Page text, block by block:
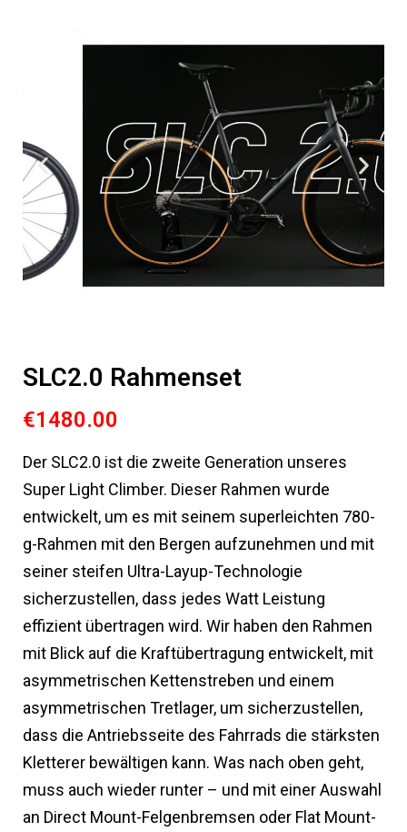
SLC2.0 Rahmenset
€1480.00
Der SLC2.0 ist die zweite Generation unseres
Super Light Climber. Dieser Rahmen wurde
entwickelt, um es mit seinem superleichten 780-
g-Rahmen mit den Bergen aufzunehmen und mit
seiner steifen Ultra-Layup-Technologie
sicherzustellen, dass jedes Watt Leistung
effizient übertragen wird. Wir haben den Rahmen
mit Blick auf die Kraftübertragung entwickelt, mit
asymmetrischen Kettenstreben und einem
asymmetrischen Tretlager, um sicherzustellen,
dass die Antriebsseite des Fahrrads die stärksten
Kletterer bewältigen kann. Was nach oben geht,
muss auch wieder runter – und mit einer Auswahl
an Direct Mount-Felgenbremsen oder Flat Mount-